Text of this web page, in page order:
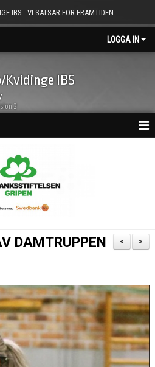
IBS - VI SATSAR FÖR FRAMTIDEN
LOGGA IN
IBS
2
>
<
DAMTRUPPEN